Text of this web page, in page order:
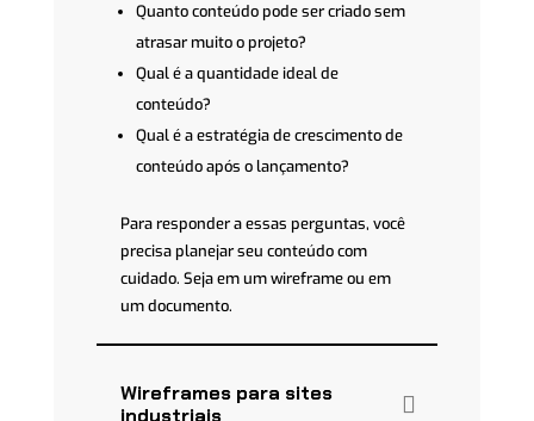
Quanto conteúdo pode ser criado sem
atrasar muito o projeto?
Qual é a quantidade ideal de
conteúdo?
Qual é a estratégia de crescimento de
conteúdo após o lançamento?
Para responder a essas perguntas, você
precisa planejar seu conteúdo com
cuidado. Seja em um wireframe ou em
um documento.
Wireframes para sites
industriais